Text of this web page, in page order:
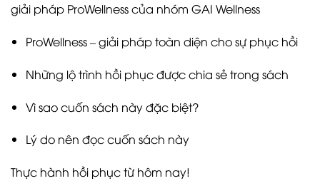
giải pháp ProWellness của nhóm GAI Wellness
ProWellness – giải pháp toàn diện cho sự phục hồi
Những lộ trình hồi phục được chia sẻ trong sách
Vì sao cuốn sách này đặc biệt?
Lý do nên đọc cuốn sách này
Thực hành hồi phục từ hôm nay!